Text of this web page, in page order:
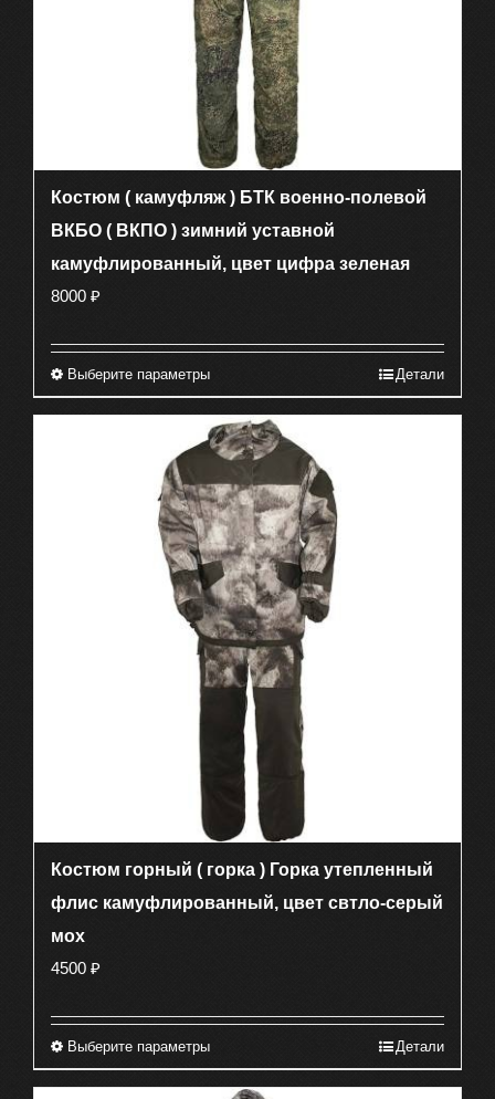
товара.
Костюм ( камуфляж ) БТК военно-полевой
ВКБО ( ВКПО ) зимний уставной
камуфлированный, цвет цифра зеленая
8000 ₽
Выберите параметрыЭтот
имеет
несколько
вариаций.
Опции
можно
выбрать
на
странице
товара.
Детали
Костюм горный ( горка ) Горка утепленный
флис камуфлированный, цвет свтло-серый
мох
4500 ₽
Выберите параметрыЭтот
Детали